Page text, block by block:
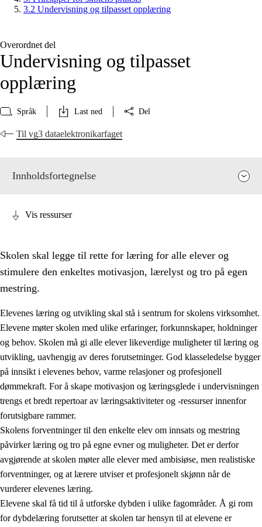
3.2 Undervisning og tilpasset opplæring
Overordnet del
Undervisning og tilpasset
opplæring
Språk Last ned Del
Til vg3 dataelektronikarfaget
Innholdsfortegnelse
3. Prinsipper for skolens praksis
3.1 Et inkluderende læringsmiljø
3.2 Undervisning og tilpasset opplæring
3.3 Samarbeid mellom hjem og skole
3.4 Opplæring i lærebedrift og arbeidsliv
3.5 Profesjonsfellesskap og skoleutvikling
Vis ressurser
Skolen skal legge til rette for læring for alle elever og
stimulere den enkeltes motivasjon, lærelyst og tro på egen
mestring.
Elevenes læring og utvikling skal stå i sentrum for skolens virksomhet.
Elevene møter skolen med ulike erfaringer, forkunnskaper, holdninger
og behov. Skolen må gi alle elever likeverdige muligheter til læring og
utvikling, uavhengig av deres forutsetninger. God klasseledelse bygger
på innsikt i elevenes behov, varme relasjoner og profesjonell
dømmekraft. For å skape motivasjon og læringsglede i undervisningen
trengs et bredt repertoar av læringsaktiviteter og -ressurser innenfor
forutsigbare rammer.
Skolens forventninger til den enkelte elev om innsats og mestring
påvirker læring og tro på egne evner og muligheter. Det er derfor
avgjørende at skolen møter alle elever med ambisiøse, men realistiske
forventninger, og at lærere utviser et profesjonelt skjønn når de
vurderer elevenes læring.
Elevene skal få tid til å utforske dybden i ulike fagområder. Å gi rom
for dybdelæring forutsetter at skolen tar hensyn til at elevene er